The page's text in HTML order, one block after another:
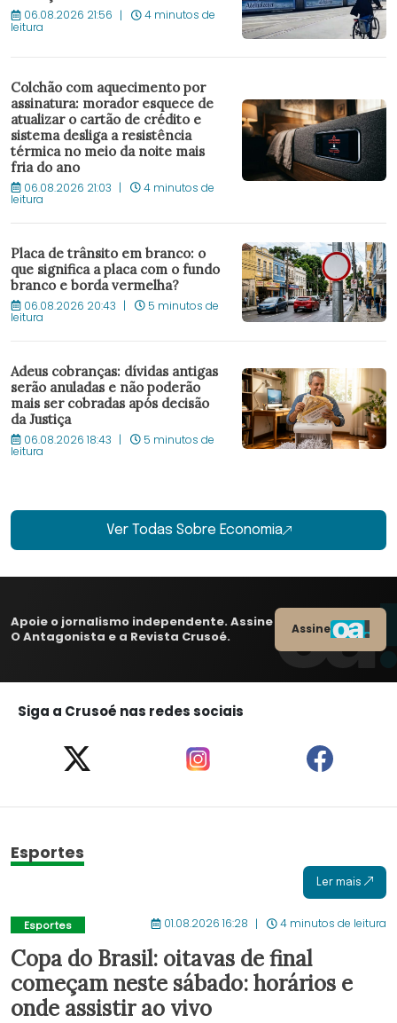
06.08.2026 21:56 4 minutos de
leitura
Colchão com aquecimento por
assinatura: morador esquece de
atualizar o cartão de crédito e
sistema desliga a resistência
térmica no meio da noite mais
fria do ano
06.08.2026 21:03 4 minutos de
leitura
Placa de trânsito em branco: o
que significa a placa com o fundo
branco e borda vermelha?
06.08.2026 20:43 5 minutos de
leitura
Adeus cobranças: dívidas antigas
serão anuladas e não poderão
mais ser cobradas após decisão
da Justiça
06.08.2026 18:43 5 minutos de
leitura
Ver Todas Sobre Economia
Apoie o jornalismo independente. Assine
O Antagonista e a Revista Crusoé.
Assine
Siga a Crusoé nas redes sociais
Esportes
Ler mais
Esportes 01.08.2026 16:28 4 minutos de leitura
Copa do Brasil: oitavas de final
começam neste sábado: horários e
onde assistir ao vivo